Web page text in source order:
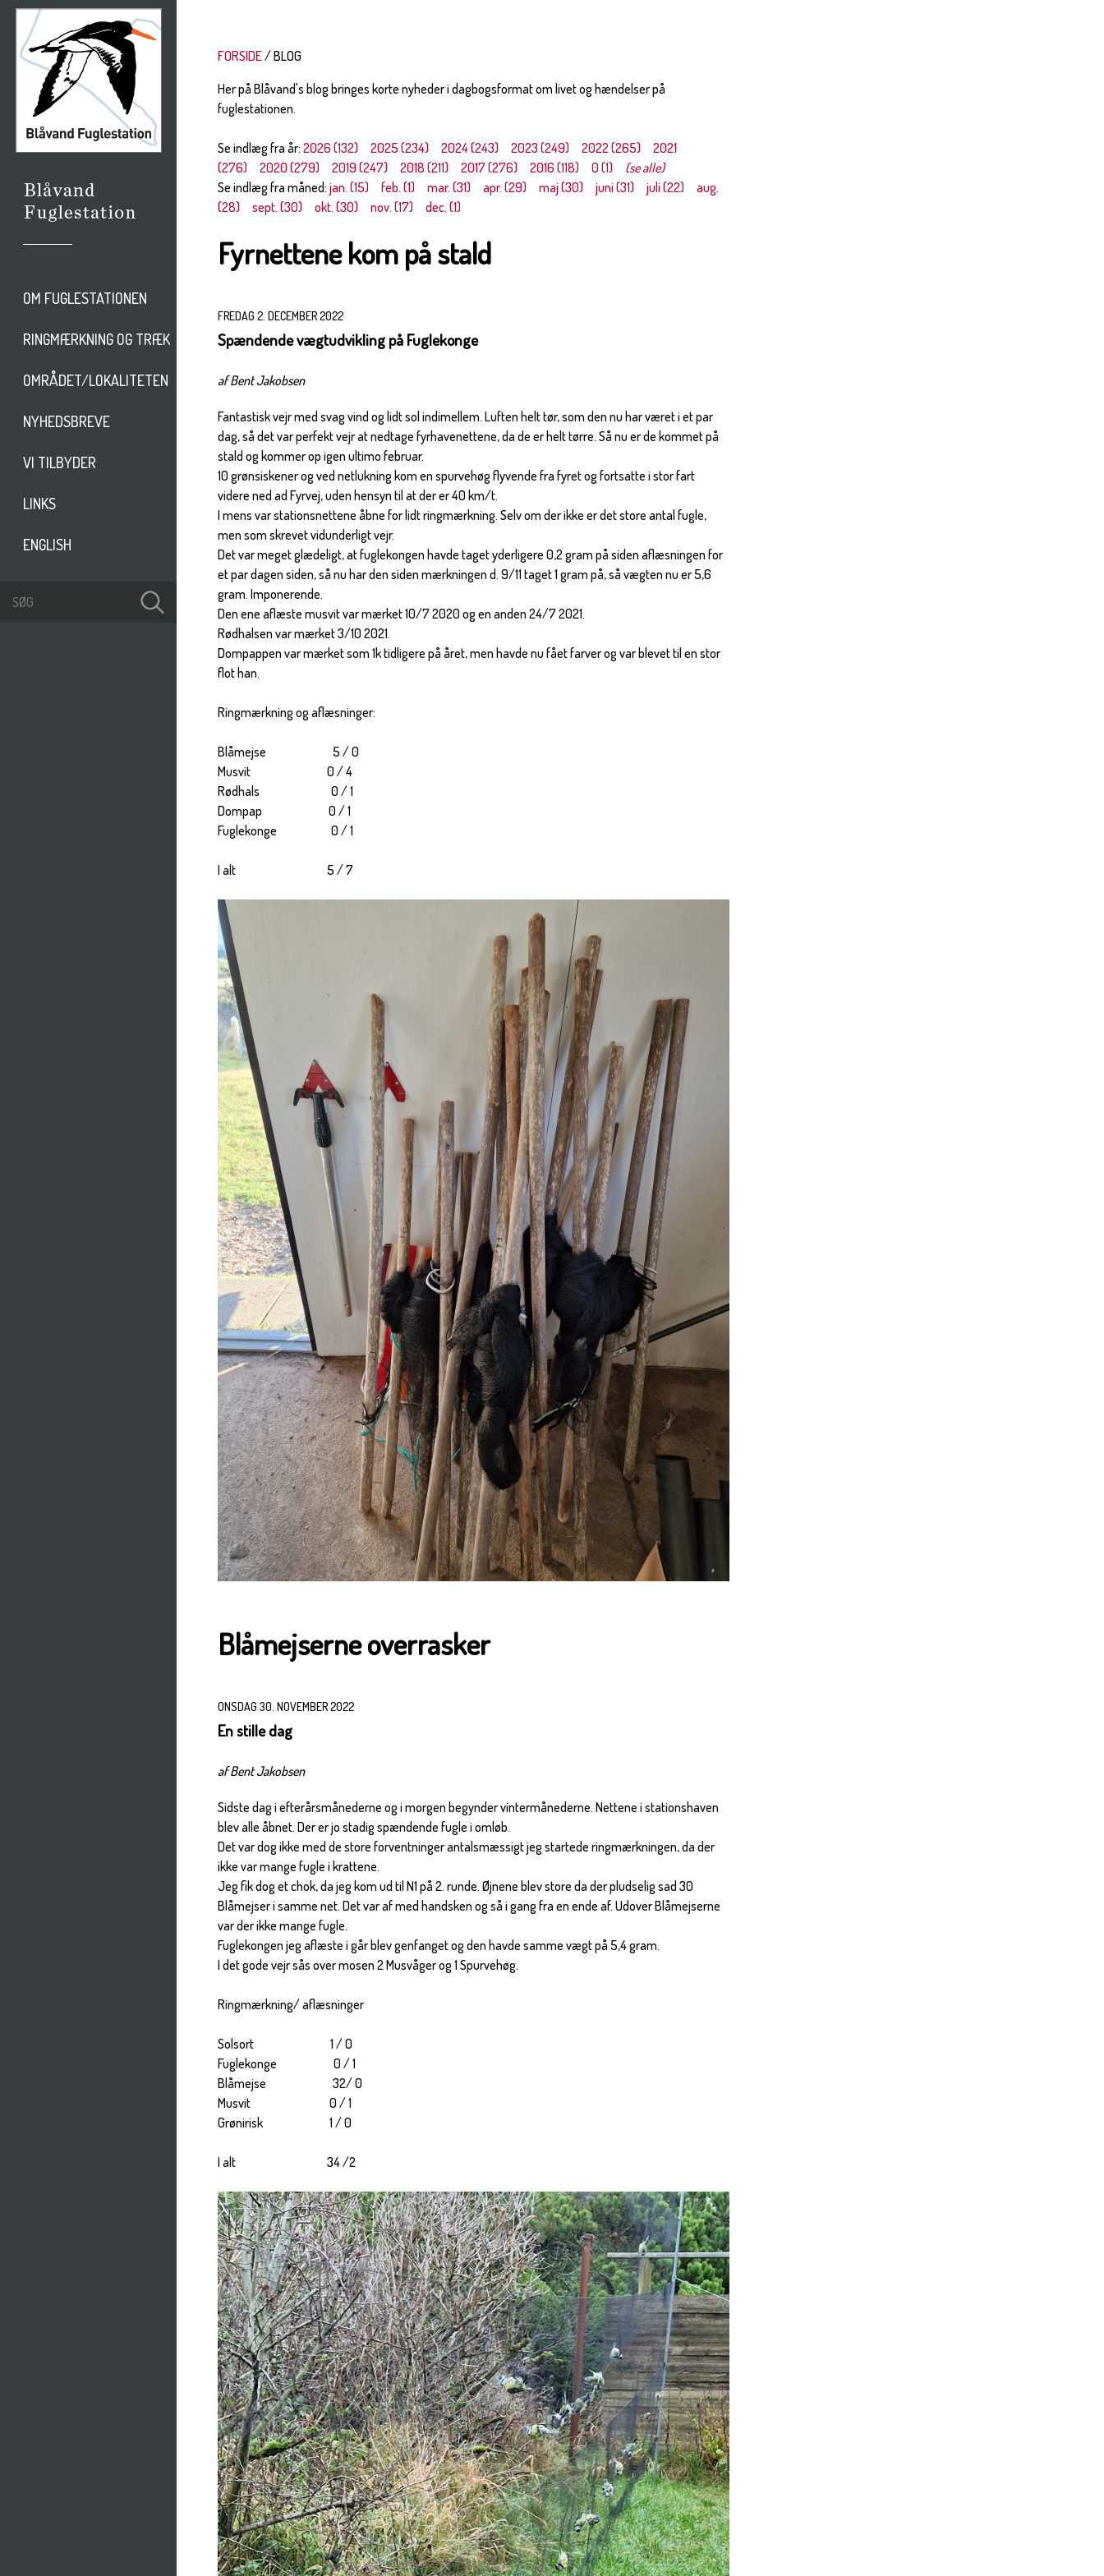
OM FUGLESTATIONEN
RINGMÆRKNING OG TRÆK
OMRÅDET/LOKALITETEN
NYHEDSBREVE
VI TILBYDER
LINKS
ENGLISH
FORSIDE
BLOG
Her på Blåvand's blog bringes korte nyheder i dagbogsformat om livet og hændelser på
fuglestationen.
Se indlæg fra år:2026 (132) 2025 (234) 2024 (243) 2023 (249) 2022 (265)
2021
(276)
2020 (279) 2019 (247) 2018 (211) 2017 (276) 2016 (118) 0 (1)
(se alle)
Se indlæg fra måned:jan. (15) feb. (1) mar. (31) apr. (29) maj (30) juni (31) juli (22)
aug.
(28)
sept. (30) okt. (30) nov. (17) dec. (1)
Fyrnettene kom på stald
FREDAG 2. DECEMBER 2022
Spændende vægtudvikling på Fuglekonge
af Bent Jakobsen
Fantastisk vejr med svag vind og lidt sol indimellem. Luften helt tør, som den nu har været i et par
dag, så det var perfekt vejr at nedtage fyrhavenettene, da de er helt tørre. Så nu er de kommet på
stald og kommer op igen ultimo februar.
10 grønsiskener og ved netlukning kom en spurvehøg flyvende fra fyret og fortsatte i stor fart
videre ned ad Fyrvej, uden hensyn til at der er 40 km/t.
I mens var stationsnettene åbne for lidt ringmærkning. Selv om der ikke er det store antal fugle,
men som skrevet vidunderligt vejr.
Det var meget glædeligt, at fuglekongen havde taget yderligere 0,2 gram på siden aflæsningen for
et par dagen siden, så nu har den siden mærkningen d. 9/11 taget 1 gram på, så vægten nu er 5,6
gram. Imponerende.
Den ene aflæste musvit var mærket 10/7 2020 og en anden 24/7 2021.
Rødhalsen var mærket 3/10 2021.
Dompappen var mærket som 1k tidligere på året, men havde nu fået farver og var blevet til en stor
flot han.
Ringmærkning og aflæsninger:
Blåmejse 5 / 0
Musvit 0 / 4
Rødhals 0 / 1
Dompap 0 / 1
Fuglekonge 0 / 1
I alt 5 / 7
Blåmejserne overrasker
ONSDAG 30. NOVEMBER 2022
En stille dag
af Bent Jakobsen
Sidste dag i efterårsmånederne og i morgen begynder vintermånederne. Nettene i stationshaven
blev alle åbnet. Der er jo stadig spændende fugle i omløb.
Det var dog ikke med de store forventninger antalsmæssigt jeg startede ringmærkningen, da der
ikke var mange fugle i krattene.
Jeg fik dog et chok, da jeg kom ud til N1 på 2. runde. Øjnene blev store da der pludselig sad 30
Blåmejser i samme net. Det var af med handsken og så i gang fra en ende af. Udover Blåmejserne
var der ikke mange fugle.
Fuglekongen jeg aflæste i går blev genfanget og den havde samme vægt på 5,4 gram.
I det gode vejr sås over mosen 2 Musvåger og 1 Spurvehøg.
Ringmærkning/ aflæsninger
Solsort 1 / 0
Fuglekonge 0 / 1
Blåmejse 32/ 0
Musvit 0 / 1
Grønirisk 1 / 0
I alt 34 /2